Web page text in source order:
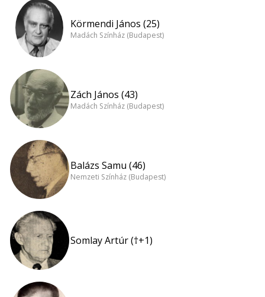
Körmendi János (25)
Madách Színház (Budapest)
Zách János (43)
Madách Színház (Budapest)
Balázs Samu (46)
Nemzeti Színház (Budapest)
Somlay Artúr (†+1)